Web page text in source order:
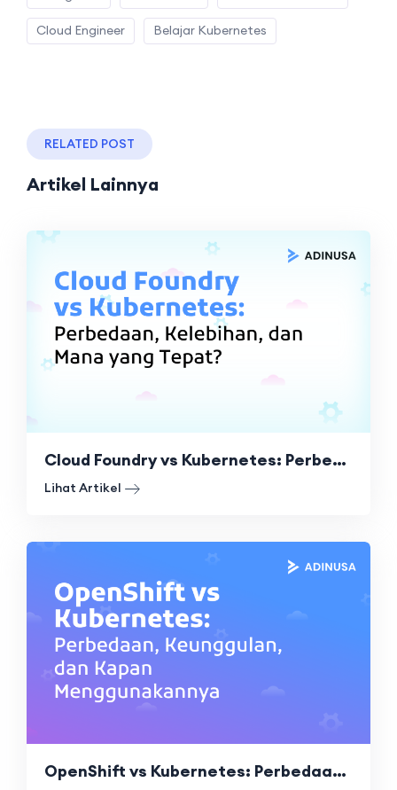
Cloud Engineer Belajar Kubernetes
RELATED POST
Artikel Lainnya
Cloud Foundry vs Kubernetes: Perbedaan, Kelebihan, dan Mana yang Tepat?
Lihat Artikel
OpenShift vs Kubernetes: Perbedaan, Keunggulan, dan Kapan Menggunakannya